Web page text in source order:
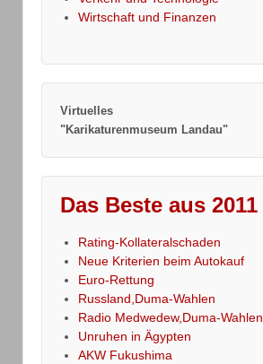
Wirtschaft und Finanzen
Virtuelles
"Karikaturenmuseum Landau"
Das Beste aus 2011
Rating-Kollateralschaden
Neue Kriterien beim Autokauf
Euro-Rettung
Russland,Duma-Wahlen
Radio Medwedew,Duma-Wahlen
Unruhen in Ägypten
AKW Fukushima